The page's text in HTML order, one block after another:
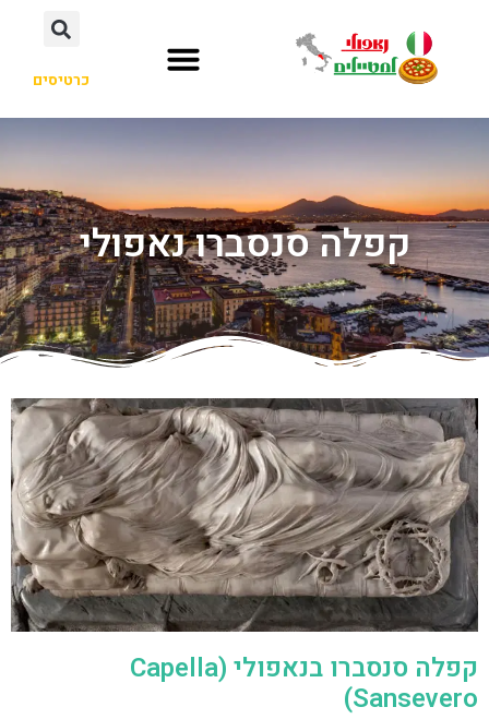
כרטיסים
קפלה סנסברו נאפולי
קפלה סנסברו בנאפולי (Capella
Sansevero)